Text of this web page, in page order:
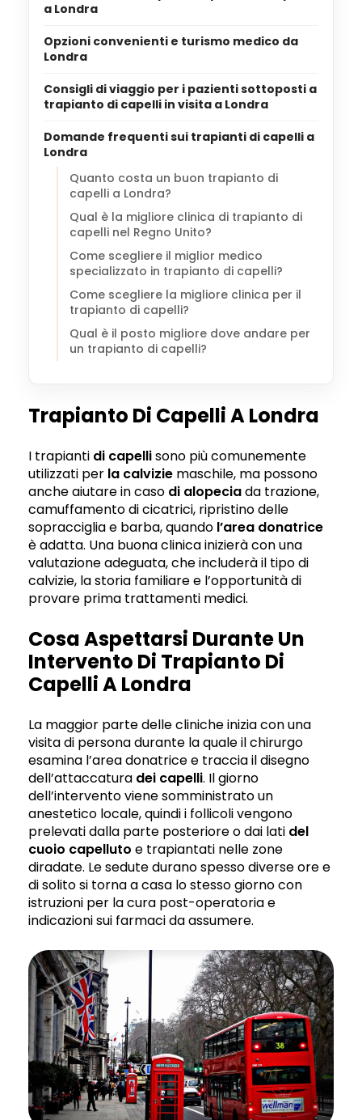
a Londra
Opzioni convenienti e turismo medico da
Londra
Consigli di viaggio per i pazienti sottoposti a
trapianto di capelli in visita a Londra
Domande frequenti sui trapianti di capelli a
Londra
Quanto costa un buon trapianto di
capelli a Londra?
Qual è la migliore clinica di trapianto di
capelli nel Regno Unito?
Come scegliere il miglior medico
specializzato in trapianto di capelli?
Come scegliere la migliore clinica per il
trapianto di capelli?
Qual è il posto migliore dove andare per
un trapianto di capelli?
Trapianto Di Capelli A Londra
I trapianti di capellisono più comunemente
utilizzati per la calvizie maschile, ma possono
anche aiutare in caso di alopeciada trazione,
camuffamento di cicatrici, ripristino delle
sopracciglia e barba, quando l’area donatrice
è adatta. Una buona clinica inizierà con una
valutazione adeguata, che includerà il tipo di
calvizie, la storia familiare e l’opportunità di
provare prima trattamenti medici.
Cosa Aspettarsi Durante Un
Intervento Di Trapianto Di
Capelli A Londra
La maggior parte delle cliniche inizia con una
visita di persona durante la quale il chirurgo
esamina l’area donatrice e traccia il disegno
dell’attaccatura dei capelli. Il giorno
dell’intervento viene somministrato un
anestetico locale, quindi i follicoli vengono
prelevati dalla parte posteriore o dai lati del
cuoio capelluto e trapiantati nelle zone
diradate. Le sedute durano spesso diverse ore e
di solito si torna a casa lo stesso giorno con
istruzioni per la cura post-operatoria e
indicazioni sui farmaci da assumere.